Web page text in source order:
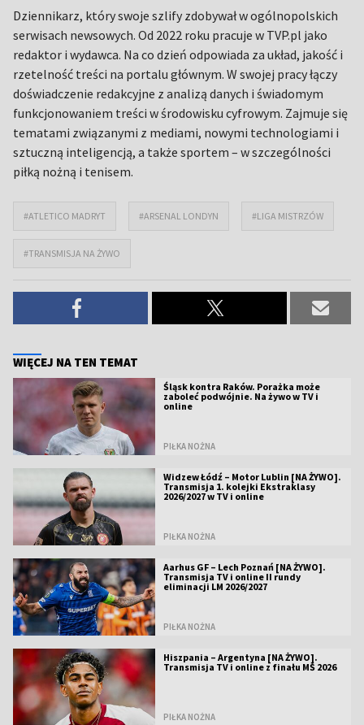
Dziennikarz, który swoje szlify zdobywał w ogólnopolskich
serwisach newsowych. Od 2022 roku pracuje w TVP.pl jako
redaktor i wydawca. Na co dzień odpowiada za układ, jakość i
rzetelność treści na portalu głównym. W swojej pracy łączy
doświadczenie redakcyjne z analizą danych i świadomym
funkcjonowaniem treści w środowisku cyfrowym. Zajmuje się
tematami związanymi z mediami, nowymi technologiami i
sztuczną inteligencją, a także sportem – w szczególności
piłką nożną i tenisem.
#ATLETICO MADRYT #ARSENAL LONDYN #LIGA MISTRZÓW
#TRANSMISJA NA ŻYWO
WIĘCEJ NA TEN TEMAT
Śląsk kontra Raków. Porażka może
zaboleć podwójnie. Na żywo w TV i
online
PIŁKA NOŻNA
Widzew Łódź – Motor Lublin [NA ŻYWO].
Transmisja 1. kolejki Ekstraklasy
2026/2027 w TV i online
PIŁKA NOŻNA
Aarhus GF – Lech Poznań [NA ŻYWO].
Transmisja TV i online II rundy
eliminacji LM 2026/2027
PIŁKA NOŻNA
Hiszpania – Argentyna [NA ŻYWO].
Transmisja TV i online z finału MŚ 2026
PIŁKA NOŻNA